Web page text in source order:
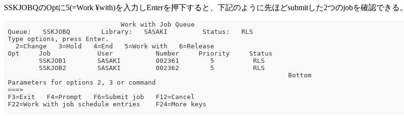
SSKJOBQのOptに5(=Work ¥with)を入力しEnterを押下すると、下記のように先ほどsubmitした2つのjobを確認できる。
                              Work with Job Queue
Queue:   SSKJOBQ        Library:   SASAKI         Status:   RLS
Type options, press Enter.
   2=Change   3=Hold   4=End   5=Work with   6=Release
Opt     Job            User           Number     Priority     Status
         SSKJOB1        SASAKI         002361        5          RLS
         SSKJOB2        SASAKI         002362        5          RLS
                                                                         Bottom
Parameters for options 2, 3 or command
===>
F3=Exit   F4=Prompt   F6=Submit job   F12=Cancel
F22=Work with job schedule entries    F24=More keys